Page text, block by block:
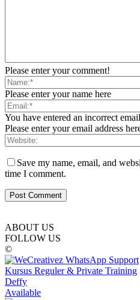
Please enter your comment!
Please enter your name here
You have entered an incorrect
Please enter your email address
Save my name, email, and
time I comment.
ABOUT US
FOLLOW US
©
Kursus Reguler & Private Training
Deffy
Available